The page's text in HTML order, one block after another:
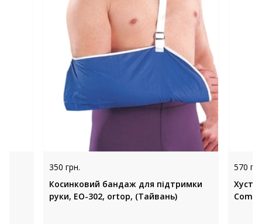
350 грн.
Косинковий бандаж для підтримки
руки, EO-302, ortop, (Тайвань)
570